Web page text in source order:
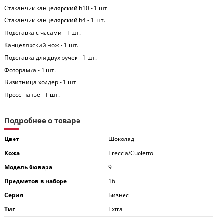
Стаканчик канцелярский h10 - 1 шт.
Стаканчик канцелярский h4 - 1 шт.
Подставка с часами - 1 шт.
Канцелярский нож - 1 шт.
Подставка для двух ручек - 1 шт.
Фоторамка - 1 шт.
Визитница холдер - 1 шт.
Пресс-папье - 1 шт.
Подробнее о товаре
Цвет
Шоколад
Кожа
Treccia/Сuoietto
Модель бювара
9
Предметов в наборе
16
Серия
Бизнес
Тип
Extra